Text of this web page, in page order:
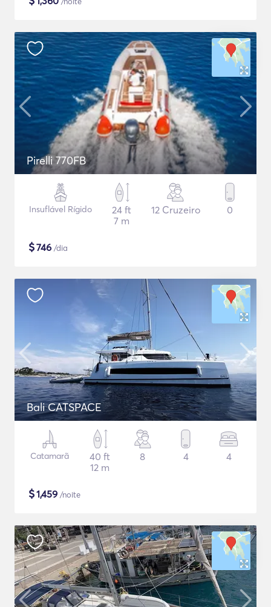
Pirelli 770FB
Insuflável Rígido
24 ft
7 m
12 Cruzeiro 0
$746 /dia
Bali CATSPACE
Catamarã
40 ft
12 m
8 4 4
$1,459 /noite